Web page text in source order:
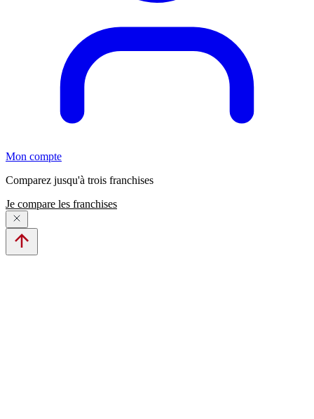
Mon compte
Comparez jusqu'à trois franchises
Je compare les franchises